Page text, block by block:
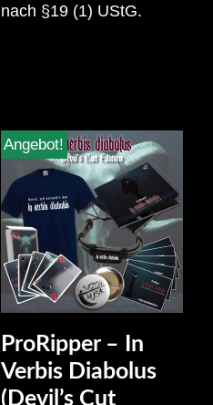
nach §19 (1) UStG.
Angebot!
ProRipper – In
Verbis Diabolus
(Devil’s Cut